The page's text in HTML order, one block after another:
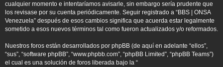
cualquier momento e intentaríamos avisarle, sin embargo sería prudente que
los revisase por su cuenta periódicamente. Seguir registrado a “BBS | ONSA
Venezuela” después de esos cambios significa que acuerda estar legalmente
sometido a esos nuevos términos tal como fueron actualizados y/o reformados.
Nuestros foros están desarrollados por phpBB (de aquí en adelante “ellos”,
“sus”, “software phpBB”, “www.phpbb.com”, “phpBB Limited”, “phpBB Teams”)
el cual es una solución de foros liberada bajo la “